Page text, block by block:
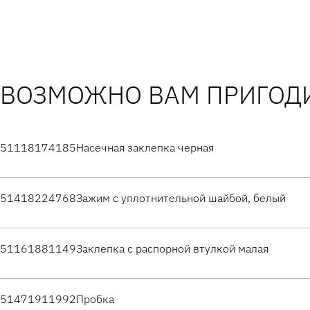
ВОЗМОЖНО ВАМ
51118174185Насечная заклепка черная
51418224768Зажим с уплотнительной шайбой, белый
51161881149Заклепка с распорной втулкой малая
51471911992Пробка